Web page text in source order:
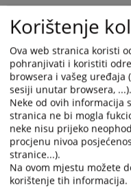
to
interact
with
the
calendar
and
select
a
date.
Press
the
question
mark
key
Korištenje
Ova web stranica koristi
pohranjivati i koristiti
browsera i vašeg uređaja
sesiji unutar browsera, ...).
Neke od ovih informacija
stranica ne bi mogla
neke nisu prijeko
procjenu nivoa
stranice...).
Na ovom mjestu možete
korištenje tih informacija.